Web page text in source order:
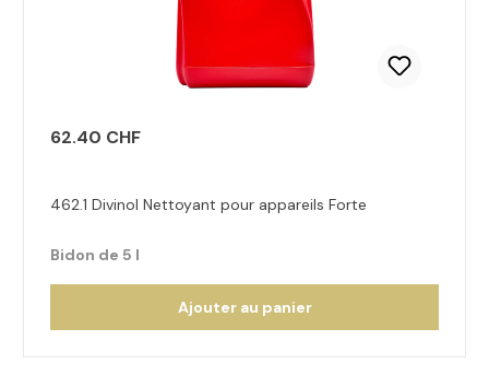
62.40 CHF
462.1 Divinol Nettoyant pour appareils Forte
Bidon de 5 l
Ajouter au panier